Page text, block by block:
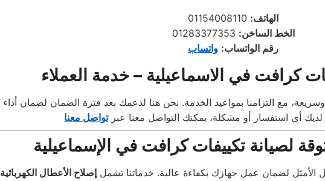
الهاتف:
الخط الساخن:
رقم الواتساب: واتساب
كرافت في الاسماعيلية – خدمة العملاء
أي استفسار أو مشكلة، يمكنك التواصل معنا عبرتواصل معنا
لصيانة تكييفات كرافت في الإسماعيلية
الأمثل لضمان عمل جهازك بكفاءة عالية. خدماتنا تشملإصلاح الأعطال الكهربائية